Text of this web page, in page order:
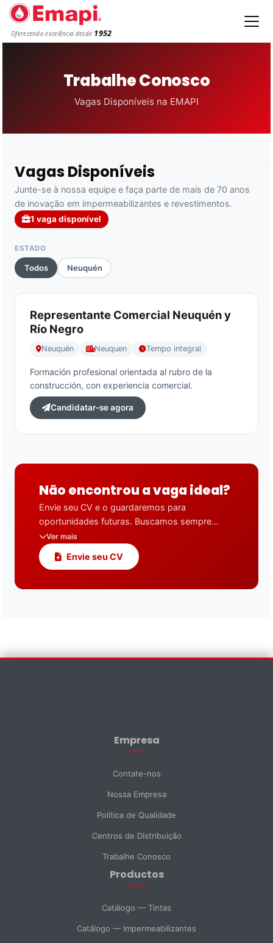
Oferecendo excelência desde 1952
Trabalhe Conosco
Vagas Disponíveis na EMAPI
Vagas Disponíveis
Junte-se à nossa equipe e faça parte de mais de 70 anos
de inovação em impermeabilizantes e revestimentos.
1 vaga disponível
ESTADO
Todos Neuquén
Representante Comercial Neuquén y
Río Negro
Neuquén Neuquen Tempo integral
Formación profesional orientada al rubro de la
construcción, con experiencia comercial.
Candidatar-se agora
Não encontrou a vaga ideal?
Envie seu CV e o guardaremos para
oportunidades futuras. Buscamos sempre
pessoas motivadas em todos os
departamentos — vendas, suporte técnico,
logística, marketing e produção. Se você tem
adoraríamos te conhecer.
Ver mais
Envie seu CV
Empresa
Contate-nos
Nossa Empresa
Política de Qualidade
Centros de Distribuição
Trabalhe Conosco
Productos
Catálogo — Tintas
Catálogo — Impermeabilizantes